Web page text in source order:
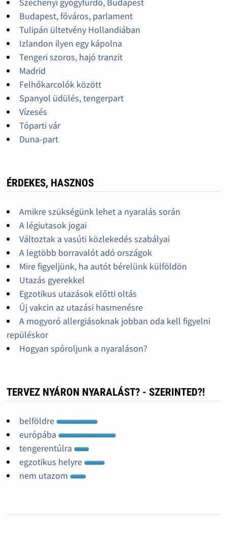
Budapest, főváros, parlament
Tulipán ültetvény Hollandiában
Izlandon ilyen egy kápolna
Tengeri szoros, hajó tranzit
Madrid
Felhőkarcolók között
Spanyol üdülés, tengerpart
Vízesés
Tóparti vár
Duna-part
ÉRDEKES, HASZNOS
Amikre szükségünk lehet a nyaralás során
A légiutasok jogai
Változtak a vasúti közlekedés szabályai
A legtöbb borravalót adó országok
Mire figyeljünk, ha autót bérelünk külföldön
Utazás gyerekkel
Egzotikus utazások előtti oltás
Új vakcin az utazási hasmenésre
A mogyoró allergiásoknak jobban oda kell figyelni
repüléskor
Hogyan spóroljunk a nyaraláson?
TERVEZ NYÁRON NYARALÁST? - SZERINTED?!
belföldre
európába
tengerentúlra
egzotikus helyre
nem utazom